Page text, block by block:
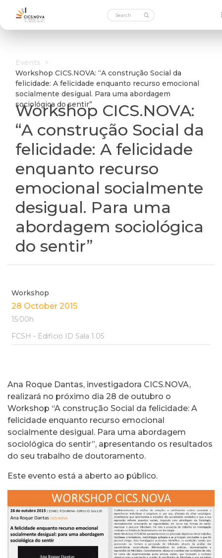
Events >
Workshop CICS.NOVA: “A construção Social da
felicidade: A felicidade enquanto recurso emocional
socialmente desigual. Para uma abordagem
sociológica do sentir”
Workshop CICS.NOVA:
“A construção Social da
felicidade: A felicidade
enquanto recurso
emocional socialmente
desigual. Para uma
abordagem sociológica
do sentir”
Ana Roque Dantas, investigadora CICS.NOVA,
realizará no próximo dia 28 de outubro o
Workshop “A construção Social da felicidade: A
felicidade enquanto recurso emocional
socialmente desigual. Para uma abordagem
sociológica do sentir”, apresentando os resultados
do seu trabalho de doutoramento.
Este evento está a aberto ao público.
Workshop
28 October 2015
15:00h
FCSH - Edificio ID Sala 1.05